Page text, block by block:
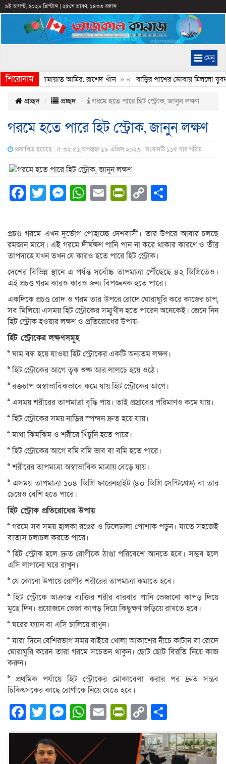
৯ই আগস্ট, ২০২৬ খ্রিস্টাব্দ| ২৫শে শ্রাবণ, ১৪৩৩ বঙ্গাব্দ
মেনু
শিরোনাম
করেন জামায়াত আমির: রাশেদ খাঁন» « বাড়ির পাশের ডোবায় মিললো
প্রচ্ছদ প্রচ্ছদ গরমে হতে পারে হিট স্ট্রোক, জানুন লক্ষণ
গরমে হতে পারে হিট স্ট্রোক, জানুন লক্ষণ
প্রকাশিত হয়েছে : ৫:৩২:৫১,অপরাহ্ন ১৯ এপ্রিল ২০২৩ | সংবাদটি ১১৫ বার পঠিত
Facebook
Twitter
Messenger
WhatsApp
EmailPrintFriendly
Copy
প্রচণ্ড গরমে এখন দুর্ভোগ পোহাচ্ছে দেশবাসী। তার উপরে আবার চলছে
রমজান মাসে। এই গরমে দীর্ঘক্ষণ পানি পান না করে থাকার কারণে ও তীব্র
তাপদাহে যখন তখন যে কারও হতে পারে হিট স্ট্রোক।
দেশের বিভিন্ন স্থানে এ পর্যন্ত সর্বোচ্চ তাপমাত্রা পৌঁছেছে ৪২ ডিগ্রিতেও।
এই প্রচণ্ড গরম কারও কারও জন্য বিপজ্জনক হতে পারে।
একদিকে প্রচণ্ড রোদ ও গরম তার উপরে রোদে ঘোরাঘুরি করে কাজের চাপ,
সব মিলিয়ে এসময় হিট স্ট্রোকের সম্মুখীন হতে পারেন অনেকেই। জেনে নিন
হিট স্ট্রোক হওয়ার লক্ষণ ও প্রতিরোধের উপায়-
হিট স্ট্রোকের লক্ষণসমূহ
>> ঘাম বন্ধ হয়ে যাওয়া হিট স্ট্রোকের একটি অন্যতম লক্ষণ।
>> হিট স্ট্রোকের আগে ত্বক শুষ্ক আর লালচে হয়ে ওঠে।
>> রক্তচাপ অস্বাভাবিকভাবে কমে যায় হিট স্ট্রোকের আগে।
>> এসময় শরীরের তাপমাত্রা বৃদ্ধি পায়। তাই প্রস্রাবের পরিমাণও কমে যায়।
>> হিট স্ট্রোকের সময় নাড়ির স্পন্দন দ্রুত হয়ে যায়।
>> মাথা ঝিমঝিম ও শরীরে খিঁচুনি হতে পারে।
>> হিট স্ট্রোকের আগে বমি বমি ভাব বা বমি হতে পারে।
>> শরীরের তাপমাত্রা অস্বাভাবিক মাত্রায় বেড়ে যায়।
>> এসময় তাপমাত্রা ১০৪ ডিগ্রি ফারেনহাইট (৪০ ডিগ্রি সেন্টিগ্রেড) বা তার
চেয়েও বেশি হতে পারে।
হিট স্ট্রোক প্রতিরোধের উপায়
>> গরমে সব সময় হালকা রঙের ও ঢিলেঢালা পোশাক পড়ুন। যাতে সহজেই
বাতাস চলাচল করতে পারে।
>> হিট স্ট্রোক হলে দ্রুত রোগীকে ঠাণ্ডা পরিবেশে আনতে হবে। সম্ভব হলে
এসি লাগানো ঘরে রাখুন।
>> যে কোনো উপায়ে রোগীর শরীরের তাপমাত্রা কমাতে হবে।
>> হিট স্ট্রোকে আক্রান্ত ব্যক্তির শরীর বারবার পানি ভেজানো কাপড় দিয়ে
মুছে দিন। প্রয়োজনে ভেজা কাপড় দিয়ে কিছুক্ষণ জড়িয়ে রাখতে হবে।
>> ঘরের ফ্যান বা এসি চালিয়ে রাখুন।
>> যারা দিনে বেশিরভাগ সময় বাইরে খোলা আকাশের নীচে কাটান বা রোদে
ঘোরাঘুরি করেন তারা গরমে সচেতন থাকুন। ছোট ছোট বিরতি নিয়ে কাজ
করুন।
>> প্রথমিক পর্যায়ে হিট স্ট্রোকের মোকাবেলা করার পর দ্রুত সম্ভব
চিকিৎসকের কাছে রোগীকে নিয়ে যেতে হবে।
Facebook
Twitter
Messenger
WhatsApp
EmailPrintFriendly
Copy
Link